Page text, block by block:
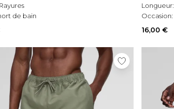
Rayures
de bain
Longueur:
Occasion:
16,00 €